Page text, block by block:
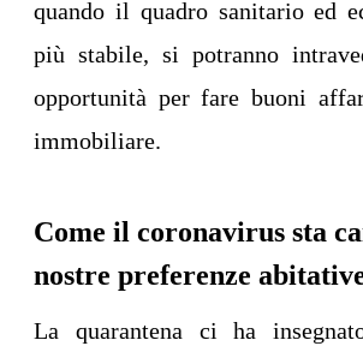
quando il quadro sanitario ed
più stabile, si potranno
opportunità per fare buoni
immobiliare.
Come il coronavirus sta
nostre preferenze
La quarantena ci ha